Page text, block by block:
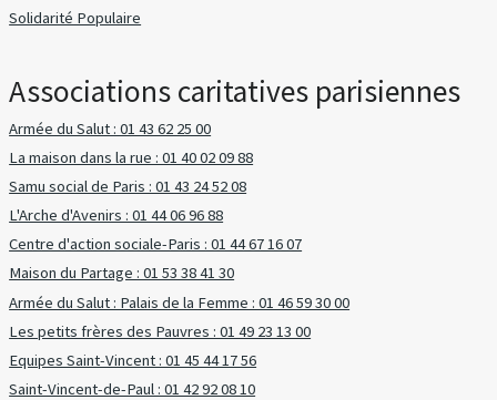
Solidarité Populaire
Associations caritatives parisiennes
Armée du Salut : 01 43 62 25 00
La maison dans la rue : 01 40 02 09 88
Samu social de Paris : 01 43 24 52 08
L'Arche d'Avenirs : 01 44 06 96 88
Centre d'action sociale-Paris : 01 44 67 16 07
Maison du Partage : 01 53 38 41 30
Armée du Salut : Palais de la Femme : 01 46 59 30 00
Les petits frères des Pauvres : 01 49 23 13 00
Equipes Saint-Vincent : 01 45 44 17 56
Saint-Vincent-de-Paul : 01 42 92 08 10